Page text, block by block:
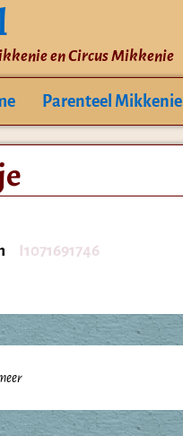
en Circus Mikkenie
Parenteel Mikkenie
I1071691746